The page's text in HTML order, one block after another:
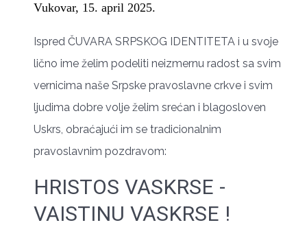
Vukovar, 15. april 2025.
Ispred ČUVARA SRPSKOG IDENTITETA i u svoje
lično ime želim podeliti neizmernu radost sa svim
vernicima naše Srpske pravoslavne crkve i svim
ljudima dobre volje želim srećan i blagosloven
Uskrs, obraćajući im se tradicionalnim
pravoslavnim pozdravom:
HRISTOS VASKRSE -
VAISTINU VASKRSE !